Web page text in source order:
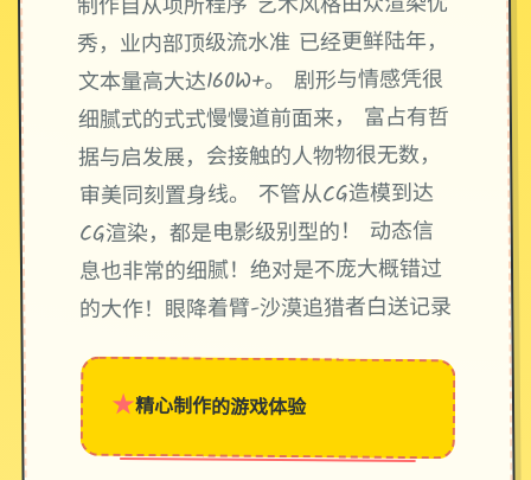
秀，业内部顶级流水准 已经更鲜陆年，
文本量高大达160W+。 剧形与情感凭很
细腻式的式式慢慢道前面来， 富占有哲
据与启发展，会接触的人物物很无数，
审美同刻置身线。 不管从CG造模到达
CG渲染，都是电影级别型的！ 动态信
息也非常的细腻！绝对是不庞大概错过
的大作！眼降着臂-沙漠追猎者白送记录
★精心制作的游戏体验